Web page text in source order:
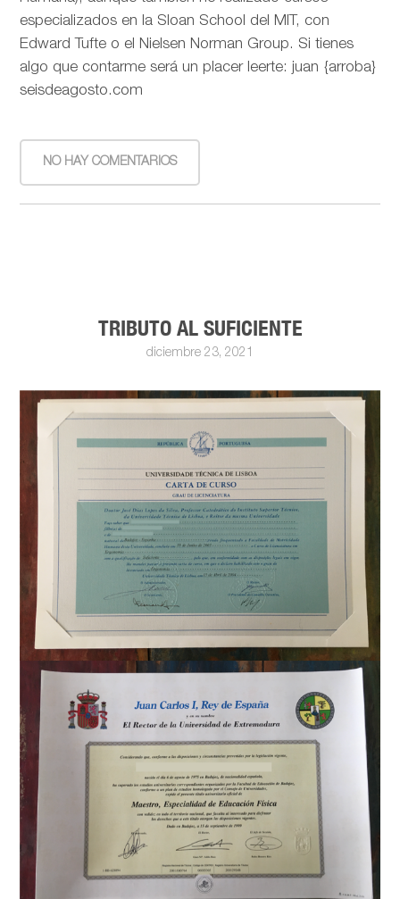
especializados en la Sloan School del MIT, con
Edward Tufte o el Nielsen Norman Group. Si tienes
algo que contarme será un placer leerte: juan {arroba}
seisdeagosto.com
NO HAY COMENTARIOS
TRIBUTO AL SUFICIENTE
diciembre 23, 2021